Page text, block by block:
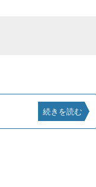
続きを読む